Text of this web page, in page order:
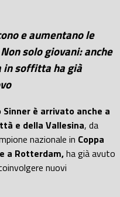
e aumentano le
solo giovani: anche
in soffitta ha già
è arrivato anche a
e della Vallesina, da
nazionale in Coppa
a Rotterdam,ha già avuto
nuovi